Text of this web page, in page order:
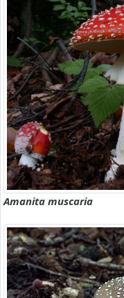
Amanita muscaria